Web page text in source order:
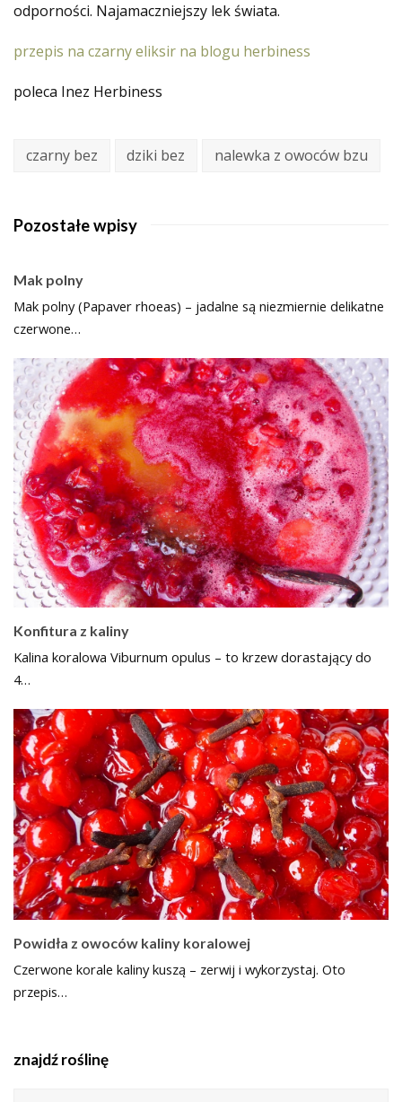
odporności. Najamaczniejszy lek świata.
przepis na czarny eliksir na blogu herbiness
poleca Inez Herbiness
czarny bez dziki bez nalewka z owoców bzu
Pozostałe wpisy
Mak polny
Mak polny (Papaver rhoeas) – jadalne są niezmiernie delikatne
czerwone…
Konfitura z kaliny
Kalina koralowa Viburnum opulus – to krzew dorastający do
4…
Powidła z owoców kaliny koralowej
Czerwone korale kaliny kuszą – zerwij i wykorzystaj. Oto
przepis…
znajdź roślinę